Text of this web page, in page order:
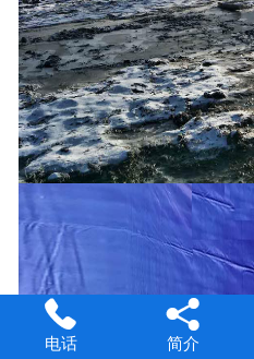

电话

简介